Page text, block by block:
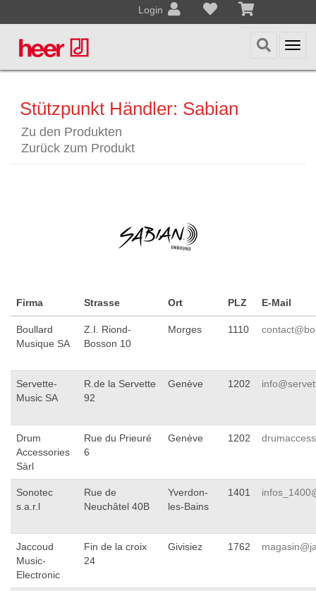
Login
Stützpunkt Händler: Sabian
Zu den Produkten
Zurück zum Produkt
Firma Strasse Ort PLZ E-Mail
Boullard
Musique SA
Z.I. Riond-
Bosson 10
Morges 1110
Servette-
Music SA
R.de la Servette
92
Genève 1202
Drum
Accessories
Sàrl
Rue du Prieuré
6
Genève 1202
Sonotec
s.a.r.l
Rue de
Neuchâtel 40B
Yverdon-
les-Bains
1401
Jaccoud
Music-
Electronic
Fin de la croix
24
Givisiez 1762